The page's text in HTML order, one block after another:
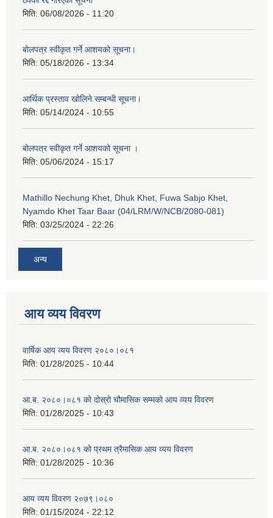
मिति: 06/08/2026 - 11:20
बोलपत्र स्वीकृत गर्ने आशयको सूचना।
मिति: 05/18/2026 - 13:34
आर्थिक प्रस्ताव खोलिने सम्बन्धी सूचना।
मिति: 05/14/2024 - 10:55
बोलपत्र स्वीकृत गर्ने आशयको सूचना ।
मिति: 05/06/2024 - 15:17
Mathillo Nechung Khet, Dhuk Khet, Fuwa Sabjo Khet,
Nyamdo Khet Taar Baar (04/LRM/W/NCB/2080-081)
मिति: 03/25/2024 - 22:26
अन्य
आय व्यय विवरण
वार्षिक आय व्यय विवरण २०८०।०८१
मिति: 01/28/2025 - 10:44
आ.ब. २०८०।०८१ को दोस्रो चौमासिक सम्मको आय व्यय विवरण
मिति: 01/28/2025 - 10:43
आ.ब. २०८०।०८१ को प्रथम त्रैमासिक आय व्यय विवरण
मिति: 01/28/2025 - 10:36
आय व्यय विवरण २०७९।०८०
मिति: 01/15/2024 - 22:12